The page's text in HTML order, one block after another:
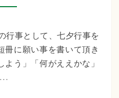
な
『七
夕
行
行事として、七夕行事を
冊に願い事を書いて頂き
う」「何がええかな」
…